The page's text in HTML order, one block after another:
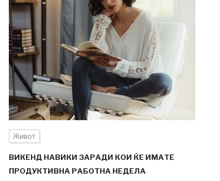
Живот
ВИКЕНД НАВИКИ ЗАРАДИ КОИ ЌЕ ИМАТЕ
ПРОДУКТИВНА РАБОТНА НЕДЕЛА